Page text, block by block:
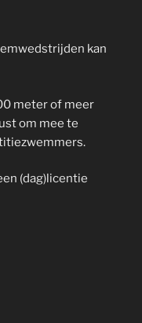
kan
meter of meer
om mee te
(dag)licentie